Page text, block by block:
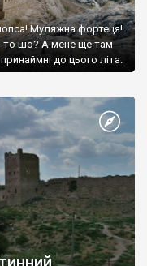
Муляжна фортеця!
то шо? А мене ще там
до цього літа.